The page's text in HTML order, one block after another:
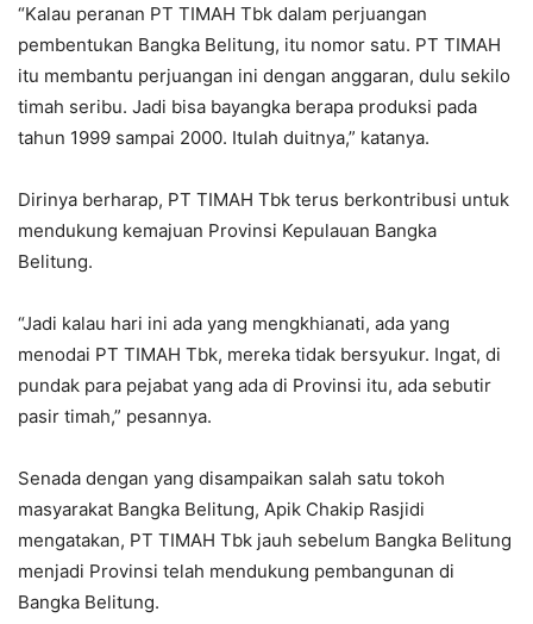
“Kalau peranan PT TIMAH Tbk dalam perjuangan
pembentukan Bangka Belitung, itu nomor satu. PT TIMAH
itu membantu perjuangan ini dengan anggaran, dulu sekilo
timah seribu. Jadi bisa bayangka berapa produksi pada
tahun 1999 sampai 2000. Itulah duitnya,” katanya.
Dirinya berharap, PT TIMAH Tbk terus berkontribusi untuk
mendukung kemajuan Provinsi Kepulauan Bangka
Belitung.
“Jadi kalau hari ini ada yang mengkhianati, ada yang
menodai PT TIMAH Tbk, mereka tidak bersyukur. Ingat, di
pundak para pejabat yang ada di Provinsi itu, ada sebutir
pasir timah,” pesannya.
Senada dengan yang disampaikan salah satu tokoh
masyarakat Bangka Belitung, Apik Chakip Rasjidi
mengatakan, PT TIMAH Tbk jauh sebelum Bangka Belitung
menjadi Provinsi telah mendukung pembangunan di
Bangka Belitung.